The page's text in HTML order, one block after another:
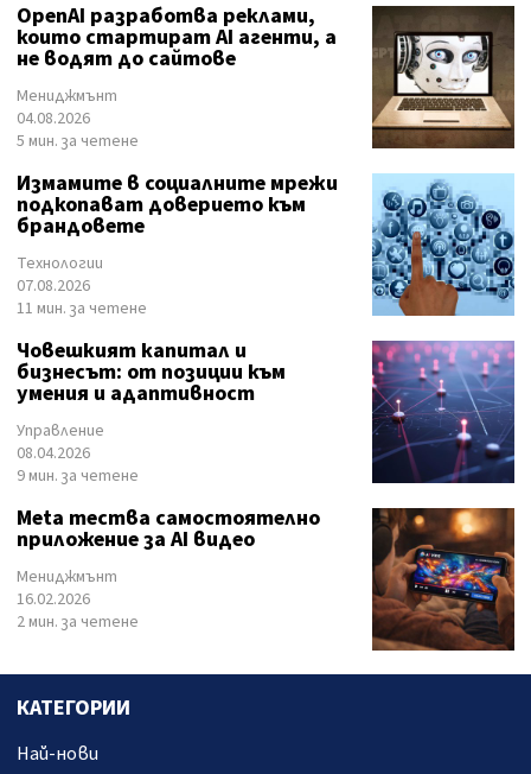
OpenAI разработва реклами,
които стартират AI агенти, а
не водят до сайтове
Мениджмънт
04.08.2026
5 мин. за четене
Измамите в социалните мрежи
подкопават доверието към
брандовете
Технологии
07.08.2026
11 мин. за четене
Човешкият капитал и
бизнесът: от позиции към
умения и адаптивност
Управление
08.04.2026
9 мин. за четене
Meta тества самостоятелно
приложение за AI видео
Мениджмънт
16.02.2026
2 мин. за четене
КАТЕГОРИИ
Най-нови